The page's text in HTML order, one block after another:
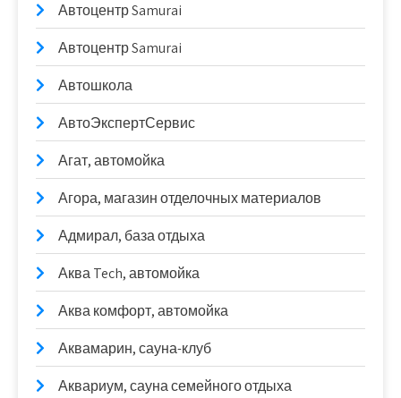
Автоцентр Samurai
Автоцентр Samurai
Автошкола
АвтоЭкспертСервис
Агат, автомойка
Агора, магазин отделочных материалов
Адмирал, база отдыха
Аква Tech, автомойка
Аква комфорт, автомойка
Аквамарин, сауна-клуб
Аквариум, сауна семейного отдыха